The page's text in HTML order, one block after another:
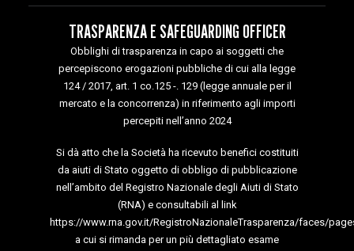
TRASPARENZA E SAFEGUARDING OFFICER
Obblighi di trasparenza in capo ai soggetti che
percepiscono erogazioni pubbliche di cui alla legge
124 / 2017, art. 1 co.125 -. 129 (legge annuale per il
mercato e la concorrenza) in riferimento agli importi
percepiti nell’anno 2024
Si dà atto che la Società ha ricevuto benefici costituiti
da aiuti di Stato oggetto di obbligo di pubblicazione
nell’ambito del Registro Nazionale degli Aiuti di Stato
(RNA) e consultabili al link
https://www.rna.gov.it/RegistroNazionaleTrasparenza/faces/
a cui si rimanda per un più dettagliato esame